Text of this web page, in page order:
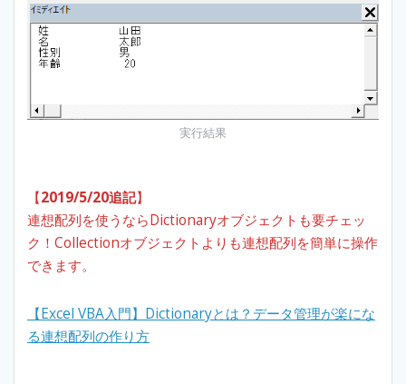
実行結果
【2019/5/20追記】
連想配列を使うならDictionaryオブジェクトも要チェッ
ク！Collectionオブジェクトよりも連想配列を簡単に操作
できます。
【Excel VBA入門】Dictionaryとは？データ管理が楽にな
る連想配列の作り方